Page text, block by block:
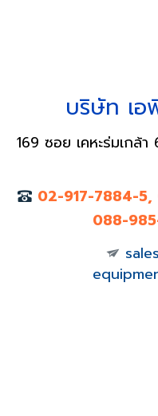
บริษัท เอ
169 ซอย เคหะร่มเกล้
02-917-7884-
088-